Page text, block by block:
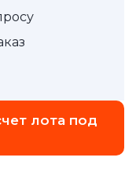
лота под